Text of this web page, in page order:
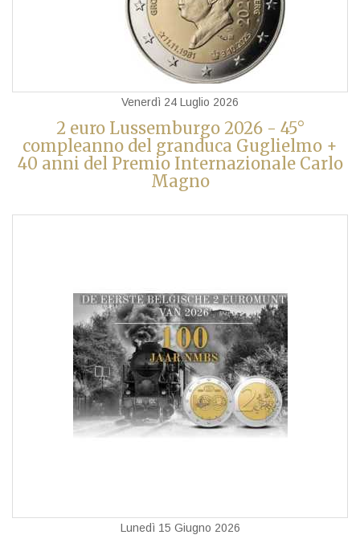
Venerdì 24 Luglio 2026
2 euro Lussemburgo 2026 - 45°
compleanno del granduca Guglielmo +
40 anni del Premio Internazionale Carlo
Magno
Lunedì 15 Giugno 2026